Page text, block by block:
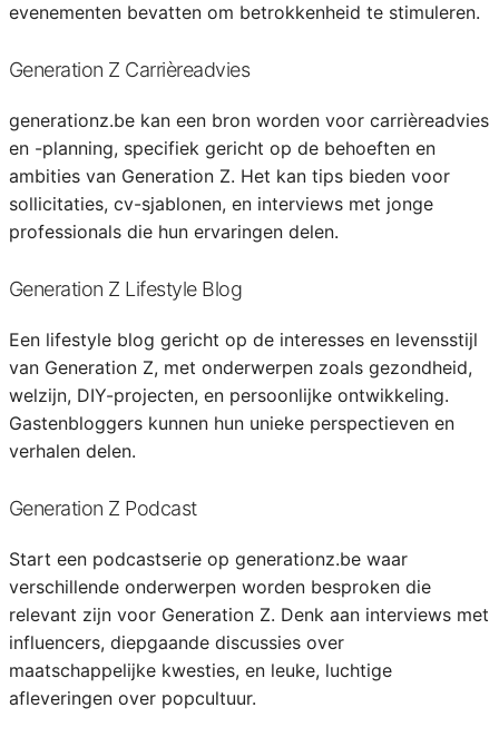
evenementen bevatten om betrokkenheid te stimuleren.
Generation Z Carrièreadvies
generationz.be kan een bron worden voor carrièreadvies
en -planning, specifiek gericht op de behoeften en
ambities van Generation Z. Het kan tips bieden voor
sollicitaties, cv-sjablonen, en interviews met jonge
professionals die hun ervaringen delen.
Generation Z Lifestyle Blog
Een lifestyle blog gericht op de interesses en levensstijl
van Generation Z, met onderwerpen zoals gezondheid,
welzijn, DIY-projecten, en persoonlijke ontwikkeling.
Gastenbloggers kunnen hun unieke perspectieven en
verhalen delen.
Generation Z Podcast
Start een podcastserie op generationz.be waar
verschillende onderwerpen worden besproken die
relevant zijn voor Generation Z. Denk aan interviews met
influencers, diepgaande discussies over
maatschappelijke kwesties, en leuke, luchtige
afleveringen over popcultuur.